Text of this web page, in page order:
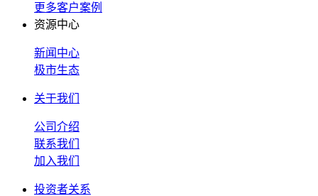
更多客户案例
资源中心
新闻中心
极市生态
关于我们
公司介绍
联系我们
加入我们
投资者关系